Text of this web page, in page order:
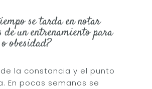
se tarda en notar
de un entrenamiento para
obesidad?
la constancia y el punto
En pocas semanas se